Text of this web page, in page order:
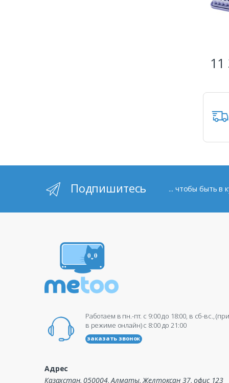
11
Подпишитесь ... чтобы быть в
Работаем в пн.-пт. c 9:00 до 18:00, в сб-вс.,
в режиме онлайн) c 8:00 до 21:00
заказать звонок
Адрес
Казахстан, 050004, Алматы, Желтоксан 37, офис 123